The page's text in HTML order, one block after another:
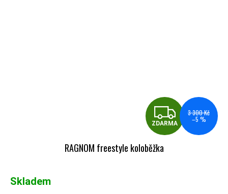
ZDARMA
3 300 Kč
–5 %
RAGNOM freestyle koloběžka
Skladem